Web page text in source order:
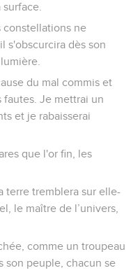
constellations ne
s'obscurcira dès son
du mal commis et
fautes. Je mettrai un
et je rabaisserai
que l'or fin, les
terre tremblera sur elle-
le maître de l’univers,
comme un troupeau
son peuple, chacun se